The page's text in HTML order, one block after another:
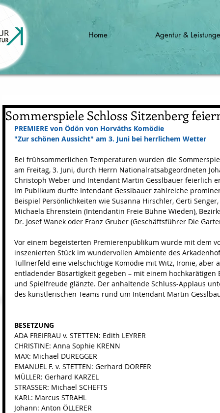
Home Agentur &
Sommerspiele Schloss Sitzenberg
PREMIERE von Ödön von Horváths Komödie
"Zur schönen Aussicht" am 3. Juni bei herrlichem Wetter
Bei frühsommerlichen Temperaturen wurden die
am Freitag, 3. Juni, durch Herrn Nationalratsabgeordneten
Christoph Weber und Intendant Martin Gesslbauer feierlich
Im Publikum durfte Intendant Gesslbauer zahlreiche
Beispiel Persönlichkeiten wie Susanna Hirschler, Gerti
Michaela Ehrenstein (Intendantin Freie Bühne Wieden),
Dr. Josef Wanek oder Franz Gruber (Geschäftsführer Die
Vor einem begeisterten Premierenpublikum wurde mit dem
inszenierten Stück im wundervollen Ambiente des
Tullnerfeld eine vielschichtige Komödie mit Witz, Ironie, aber
entladender Bösartigkeit gegeben – mit einem hochkarätigen
und Spielfreude glänzte. Der anhaltende Schluss-Applaus
des künstlerischen Teams rund um Intendant Martin
BESETZUNG
ADA FREIFRAU v. STETTEN: Edith LEYRER
CHRISTINE: Anna Sophie KRENN
MAX: Michael DUREGGER
EMANUEL F. v. STETTEN: Gerhard DORFER
MÜLLER: Gerhard KARZEL
STRASSER: Michael SCHEFTS
KARL: Marcus STRAHL
Johann: Anton ÖLLERER